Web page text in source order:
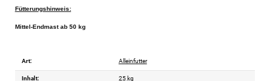
Fütterungshinweis:
Mittel-Endmast ab 50 kg
Art: Alleinfutter
Inhalt: 25 kg